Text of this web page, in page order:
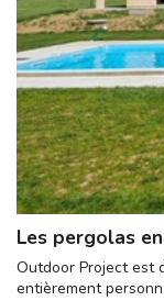
Les pergolas
Outdoor Project est
entièrement